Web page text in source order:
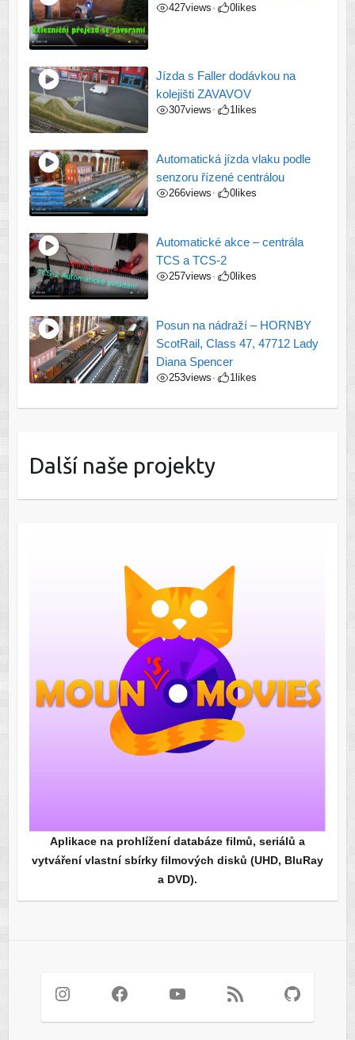
427views • 0likes
Jízda s Faller dodávkou na
kolejišti ZAVAVOV
307views • 1 likes
Automatická jízda vlaku podle
senzoru řízené centrálou
266views • 0likes
Automatické akce – centrála
TCS a TCS-2
257views • 0likes
Posun na nádraží – HORNBY
ScotRail, Class 47, 47712 Lady
Diana Spencer
253views • 1likes
Další naše projekty
Aplikace na prohlížení databáze filmů, seriálů a
vytváření vlastní sbírky filmových disků (UHD, BluRay
a DVD).
InstagramFacebookYouTubeRSS Feed GitHub